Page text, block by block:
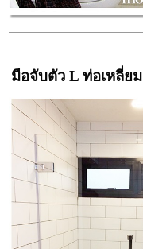
มือจับตัว L ท่อเหลี่ยม